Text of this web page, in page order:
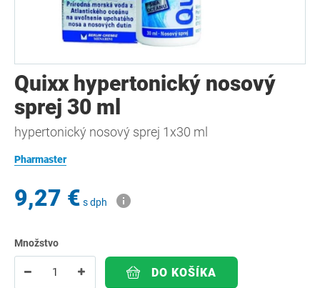
Quixx hypertonický nosový
sprej 30 ml
hypertonický nosový sprej 1x30 ml
Pharmaster
9,27 € s dph
Množstvo
DO KOŠÍKA